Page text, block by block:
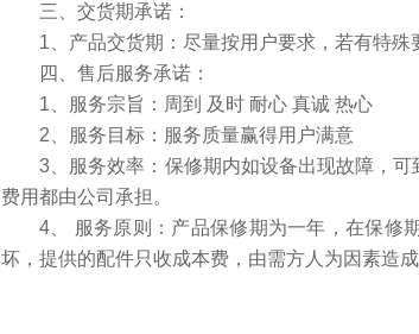
三、交货期承诺：
1、产品交货期：尽量按用户要求，若有特殊
四、售后服务承诺：
1、服务宗旨：周到 及时 耐心 真诚 热心
2、服务目标：服务质量赢得用户满意
3、服务效率：保修期内如设备出现故障，可
费用都由公司承担。
4、 服务原则：产品保修期为一年，在保修期
坏，提供的配件只收成本费，由需方人为因素造